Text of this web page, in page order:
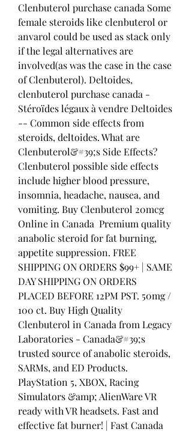
Clenbuterol purchase canada Some
female steroids like clenbuterol or
anvarol could be used as stack only
if the legal alternatives are
involved(as was the case in the case
of Clenbuterol). Deltoides,
clenbuterol purchase canada -
Stéroïdes légaux à vendre Deltoides
-- Common side effects from
steroids, deltoides. What are
Clenbuterol&#39;s Side Effects?
Clenbuterol possible side effects
include higher blood pressure,
insomnia, headache, nausea, and
vomiting. Buy Clenbuterol 20mcg
Online in Canada ️ Premium quality
anabolic steroid for fat burning,
appetite suppression. FREE
SHIPPING ON ORDERS $99+ | SAME
DAY SHIPPING ON ORDERS
PLACED BEFORE 12PM PST. 50mg /
100 ct. Buy High Quality
Clenbuterol in Canada from Legacy
Laboratories - Canada&#39;s
trusted source of anabolic steroids,
SARMs, and ED Products.
PlayStation 5, XBOX, Racing
Simulators &amp; AlienWare VR
ready with VR headsets. Fast and
effective fat burner! | Fast Canada